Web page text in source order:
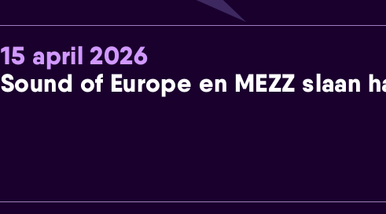
15 april 2026
Sound of Europe en MEZZ slaan